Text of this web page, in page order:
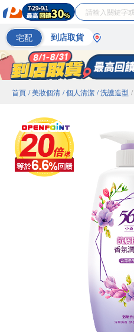
宅配 到店取貨
首頁 / 美妝個清 / 個人清潔 / 洗護造型